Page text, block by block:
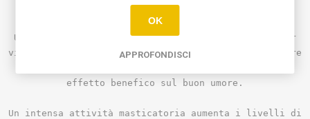
competenze.
Un cane che mastica sarà più felice ed appagato per
via della produzione di endorfine, neurotrasmettitore
effetto benefico sul buon umore.
Un intensa attività masticatoria aumenta i livelli di
OK
APPROFONDISCI